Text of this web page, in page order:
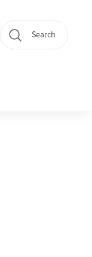
Search